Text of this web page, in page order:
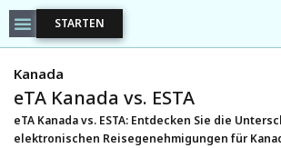
STARTEN
Kanada
eTA Kanada vs. ESTA
eTA Kanada vs. ESTA: Entdecken Sie die
elektronischen Reisegenehmigungen für